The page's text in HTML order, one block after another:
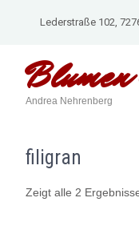
Lederstraße 102,
Andrea Nehrenberg
filigran
Zeigt alle 2